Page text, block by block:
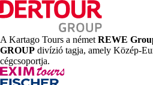
A Kartago Tours a német REWE
GROUP divízió tagja, amely Közép-
cégcsoportja.